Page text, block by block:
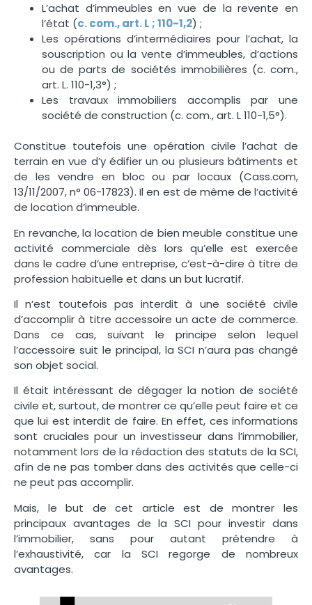
L’achat d’immeubles en vue de la revente en
l’état (c. com., art. L ; 110-1,2) ;
Les opérations d’intermédiaires pour l’achat, la
souscription ou la vente d’immeubles, d’actions
ou de parts de sociétés immobilières (c. com.,
art. L. 110-1,3°) ;
Les travaux immobiliers accomplis par une
société de construction (c. com., art. L 110-1,5°).
Constitue toutefois une opération civile l’achat de
terrain en vue d’y édifier un ou plusieurs bâtiments et
de les vendre en bloc ou par locaux (Cass.com,
13/11/2007, n° 06-17823). Il en est de même de l’activité
de location d’immeuble.
En revanche, la location de bien meuble constitue une
activité commerciale dès lors qu’elle est exercée
dans le cadre d’une entreprise, c’est-à-dire à titre de
profession habituelle et dans un but lucratif.
Il n’est toutefois pas interdit à une société civile
d’accomplir à titre accessoire un acte de commerce.
Dans ce cas, suivant le principe selon lequel
l’accessoire suit le principal, la SCI n’aura pas changé
son objet social.
Il était intéressant de dégager la notion de société
civile et, surtout, de montrer ce qu’elle peut faire et ce
que lui est interdit de faire. En effet, ces informations
sont cruciales pour un investisseur dans l’immobilier,
notamment lors de la rédaction des statuts de la SCI,
afin de ne pas tomber dans des activités que celle-ci
ne peut pas accomplir.
Mais, le but de cet article est de montrer les
principaux avantages de la SCI pour investir dans
l’immobilier, sans pour autant prétendre à
l’exhaustivité, car la SCI regorge de nombreux
avantages.